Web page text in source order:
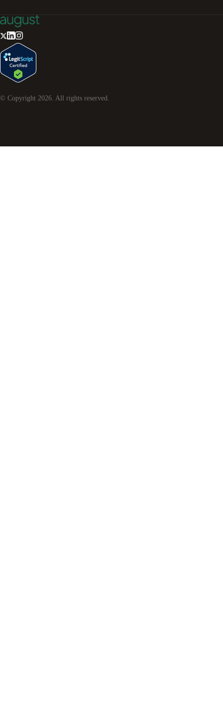
© Copyright 2026 . All rights reserved.